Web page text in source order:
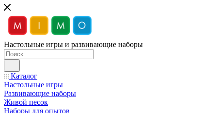
Настольные игры и развивающие наборы
Каталог
Настольные игры
Развивающие наборы
Живой песок
Наборы для опытов